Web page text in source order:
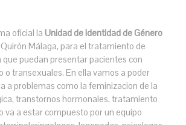
oficial la Unidad de Identidad de Género
Málaga, para el tratamiento de
puedan presentar pacientes con
o transexuales. En ella vamos a poder
a problemas como la feminizacion de la
transtornos hormonales, tratamiento
va a estar compuesto por un equipo